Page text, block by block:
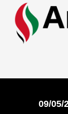
09/05/